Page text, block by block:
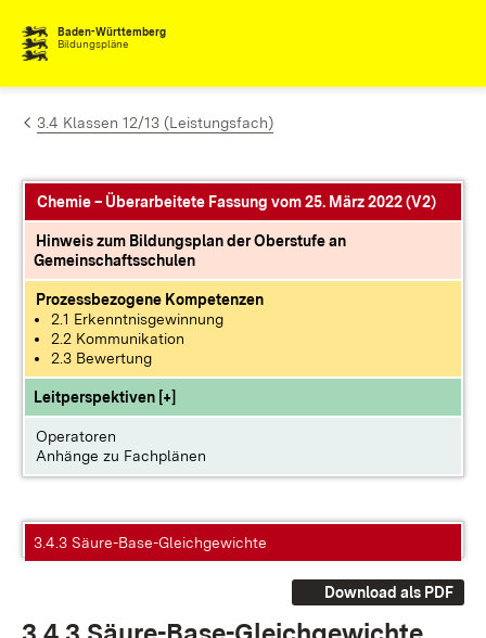
Zum Inhalt springen
Baden-Württemberg
Bildungspläne
3.4 Klassen 12/13 (Leistungsfach)
Chemie – Überarbeitete Fassung vom 25. März 2022 (V2)
Hinweis zum Bildungsplan der Oberstufe an
Gemeinschaftsschulen
Prozessbezogene Kompetenzen
2.1 Erkenntnisgewinnung
2.2 Kommunikation
2.3 Bewertung
Leitperspektiven [+]
Operatoren
Anhänge zu Fachplänen
3.4.3 Säure-Base-Gleichgewichte
Download als PDF